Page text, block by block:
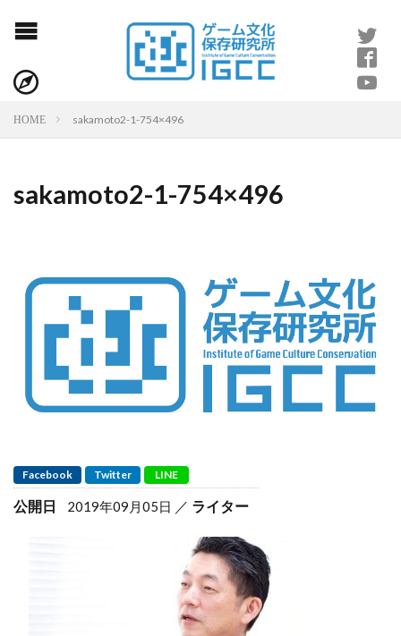
HOME sakamoto2-1-754×496
sakamoto2-1-754×496
Facebook Twitter LINE
公開日 2019年09月05日 ライター